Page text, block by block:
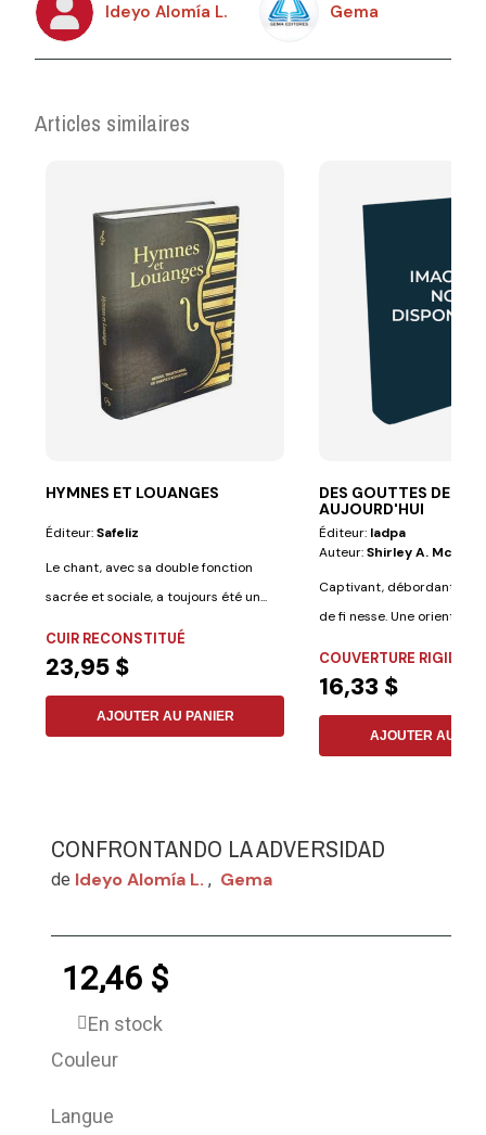
Ideyo Alomía L. Gema
Articles similaires
HYMNES ET LOUANGES
Éditeur:Safeliz
Le chant, avec sa double fonction
sacrée et sociale, a toujours été un...
CUIR RECONSTITUÉ
23,95 $
AJOUTER AU PANIER
DES GOUTTES DE
AUJOURD'HUI
Éditeur: Iadpa
Auteur:Shirley A.
Captivant, débordant de
de fi nesse. Une
COUVERTURE RIGIDE
16,33 $
AJOUTER AU
CONFRONTANDO LA ADVERSIDAD
de Ideyo Alomía L. , Gema
12,46 $
En stock
Couleur
Langue